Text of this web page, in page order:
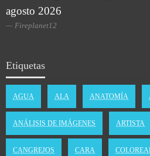
agosto 2026
Fireplanet12
Etiquetas
AGUA ALA ANATOMÍA
ANÁLISIS DE IMÁGENES ARTISTA
CANGREJOS CARA